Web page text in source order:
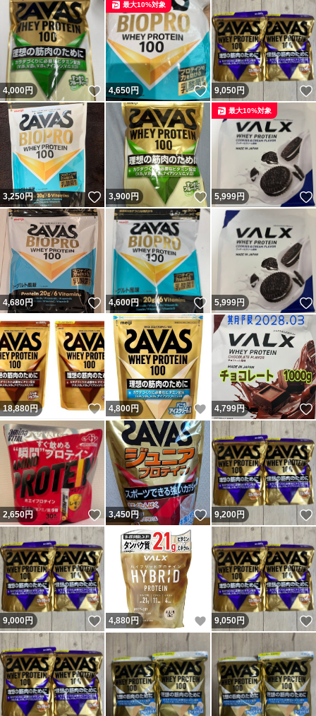
4,000円 いいね！
4,650円 いいね！
最大10%対象
9,050円
3,250円 いいね！
3,900円 いいね！
5,999円
最大10%対象
4,680円 いいね！
4,600円 いいね！
5,999円
18,880円 いいね！
4,800円 いいね！
4,799円
2,650円 いいね！
3,450円 いいね！
9,200円
9,000円 いいね！
4,880円 いいね！
9,050円